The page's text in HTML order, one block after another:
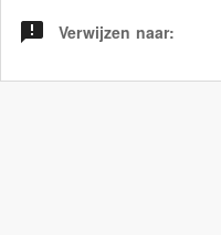
Verwijzen naar: